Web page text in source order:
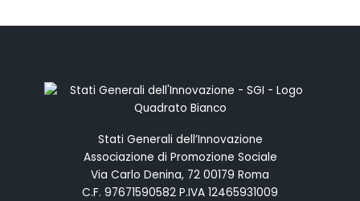
Stati Generali dell’Innovazione
Associazione di Promozione Sociale
Via Carlo Denina, 72 00179 Roma
C.F. 97671590582 P.IVA 12465931009